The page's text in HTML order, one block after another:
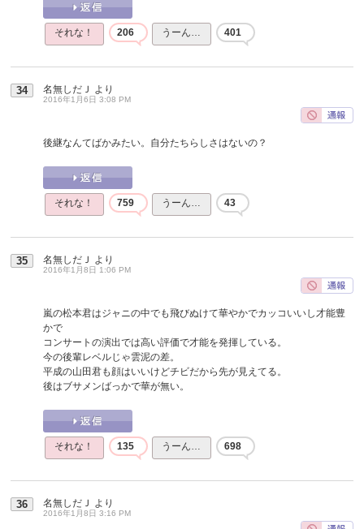
それな！ 206 うーん… 401
34 名無しだＪ より
2016年1月6日 3:08 PM
後継なんてばかみたい。自分たちらしさはないの？
それな！ 759 うーん… 43
35 名無しだＪ より
2016年1月8日 1:06 PM
嵐の松本君はジャニの中でも飛びぬけて華やかでカッコいいし才能豊
かで
コンサートの演出では高い評価で才能を発揮している。
今の後輩レベルじゃ雲泥の差。
平成の山田君も顔はいいけどチビだから先が見えてる。
後はブサメンばっかで華が無い。
それな！ 135 うーん… 698
36 名無しだＪ より
2016年1月8日 3:16 PM